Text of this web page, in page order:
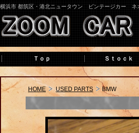
横浜市 都筑区・港北ニュータウン ビンテージカー
Ｔｏｐ Ｓｔｏｃｋ
HOME USED PARTS BMW